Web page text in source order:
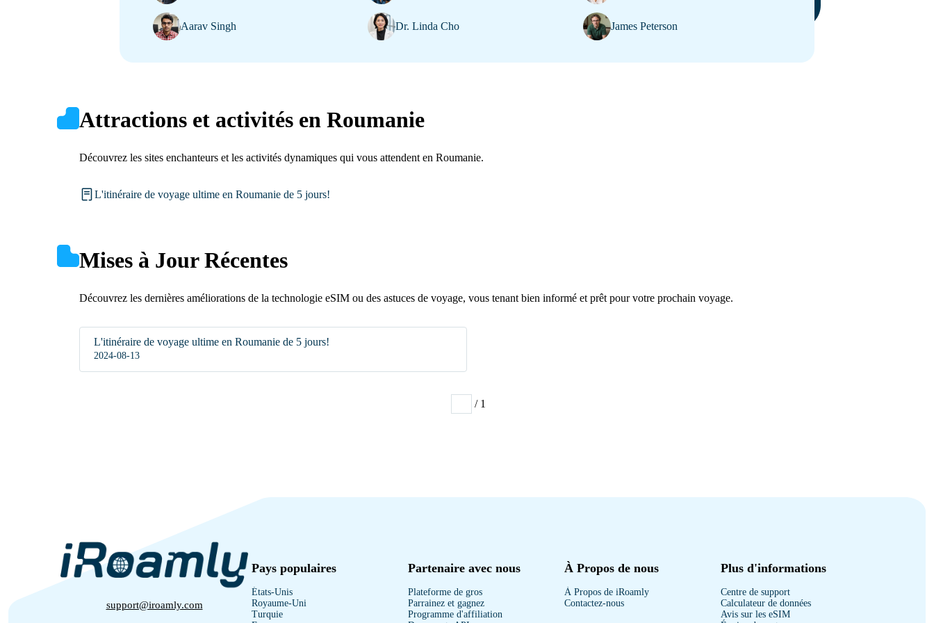
Aarav Singh Dr. Linda Cho James Peterson
Attractions et activités en Roumanie
Découvrez les sites enchanteurs et les activités dynamiques qui vous attendent en Roumanie.
L'itinéraire de voyage ultime en Roumanie de 5 jours!
Mises à Jour Récentes
Découvrez les dernières améliorations de la technologie eSIM ou des astuces de voyage, vous tenant bien informé et prêt pour votre prochain voyage.
L'itinéraire de voyage ultime en Roumanie de 5 jours!
2024-08-13
/ 1
support@iroamly.com
Pays populaires
États-Unis
Royaume-Uni
Turquie
Partenaire avec nous
Plateforme de gros
Parrainez et gagnez
Programme d'affiliation
À Propos de nous
À Propos de iRoamly
Contactez-nous
Plus d'informations
Centre de support
Calculateur de données
Avis sur les eSIM